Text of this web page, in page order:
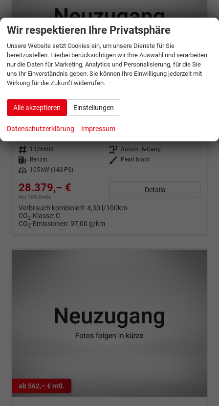
ab 562,– € mtl.
Renault Clio
unverbindliche Lieferzeit: 6 - 12 Wochen
Fahrzeugnr. 1326608 Getriebe Autom. 6-Gang
Kraftstoff
Benzin Außenfarbe
Pearl black
Leistung
105 kW (143 PS)
28.379,– €
incl. 19% MwSt.
Details
Verbrauch kombiniert:4,30 l/100km
CO2-Klasse: C
CO2-Emissionen:97,00 g/km
ab 562,– € mtl.
Wir respektieren Ihre Privatsphäre
Unsere Website setzt Cookies ein, um unsere Dienste für Sie
bereitzustellen. Hierbei berücksichtigen wir Ihre Auswahl und verarbeiten
nur die Daten für Marketing, Analytics und Personalisierung, für die Sie
uns Ihr Einverständnis geben. Sie können Ihre Einwilligung jederzeit mit
Wirkung für die Zukunft widerrufen.
Alle akzeptieren Einstellungen
Datenschutzerklärung Impressum